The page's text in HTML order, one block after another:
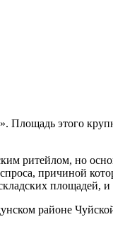
Площадь этого
ритейлом, но
причиной
площадей,
районе